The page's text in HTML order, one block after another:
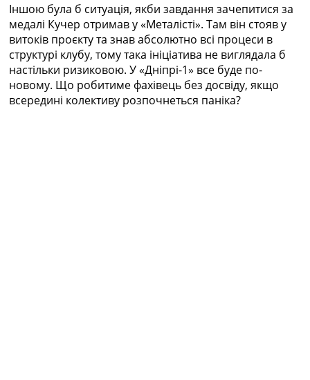
Іншою була б ситуація, якби завдання зачепитися за
медалі Кучер отримав у «Металісті». Там він стояв у
витоків проєкту та знав абсолютно всі процеси в
структурі клубу, тому така ініціатива не виглядала б
настільки ризиковою. У «Дніпрі-1» все буде по-
новому. Що робитиме фахівець без досвіду, якщо
всередині колективу розпочнеться паніка?